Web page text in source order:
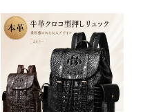
2層 大容量 実物レビュー
高評価 質感・サイズ感に
満足 経年変化を楽しむ 大
人カジュアル 旅行 アウト
ドア ギフト 3Qee 57632
8_qz